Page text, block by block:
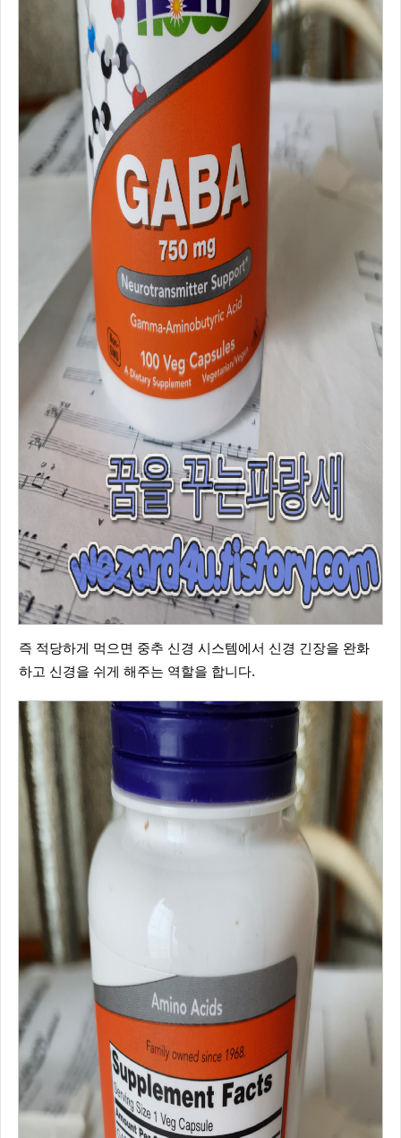
즉 적당하게 먹으면 중추 신경 시스템에서 신경 긴장을 완화
하고 신경을 쉬게 해주는 역할을 합니다.